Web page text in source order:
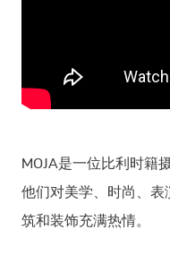
MOJA是一位比利时籍
他们对美学、时尚、表
筑和装饰充满热情。